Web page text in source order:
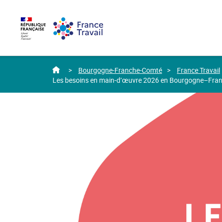
contenu
principal
homeBourgogne-Franche-Comté France Travail
Les besoins en main-d’œuvre 2026 en